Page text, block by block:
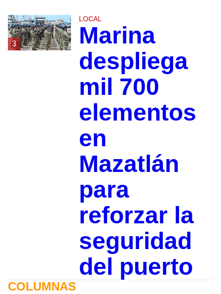
3
LOCAL
Marina
despliega
mil 700
elementos
en
Mazatlán
para
reforzar la
seguridad
del puerto
COLUMNAS